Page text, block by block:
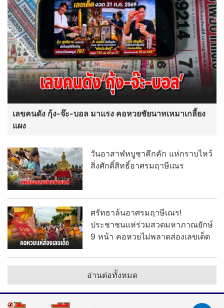
เลขคนดัง กุ้ง-จ๊ะ-บอล มาแรง คอหวยชัยนาทเหมาเกลี้ยง
แผง
วันอาสาฬหบูชาคึกคัก แห่กราบไหว้
สิ่งศักดิ์สิทธิ์อาศรมฤาษีเณร
ศรัทธาล้นอาศรมฤาษีเณร!
ประชาชนแห่ร่วมสวดมหาภาณยักษ์
9 หน้า คอหวยไม่พลาดส่องเลขเด็ด
อ่านต่อทั้งหมด